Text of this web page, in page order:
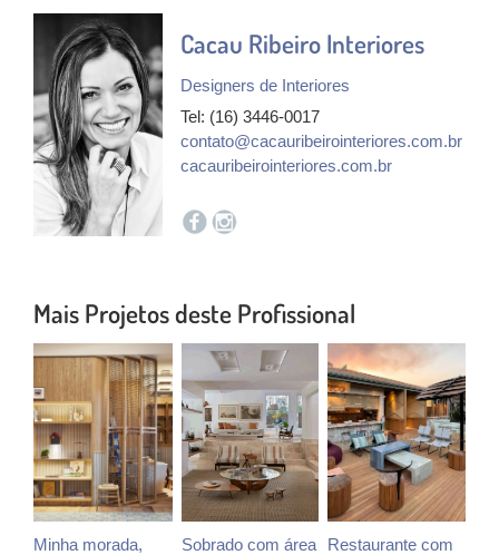
Cacau Ribeiro Interiores
Designers de Interiores
Tel: (16) 3446-0017
contato@cacauribeirointeriores.com.br
cacauribeirointeriores.com.br
Mais Projetos deste Profissional
Minha morada,
Sobrado com área
Restaurante com